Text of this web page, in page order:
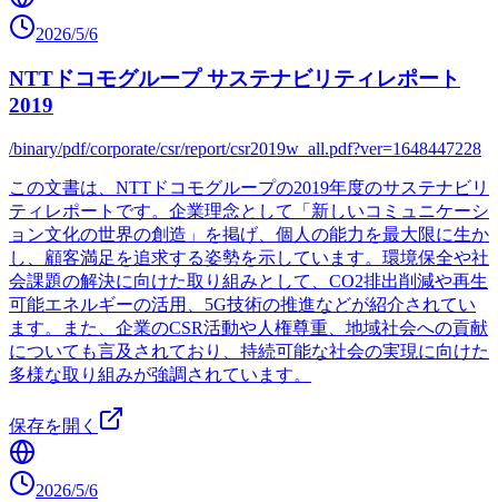
2026/5/6
NTTドコモグループ サステナビリティレポート
2019
/binary/pdf/corporate/csr/report/csr2019w_all.pdf?ver=1648447228
この文書は、NTTドコモグループの2019年度のサステナビリ
ティレポートです。企業理念として「新しいコミュニケーシ
ョン文化の世界の創造」を掲げ、個人の能力を最大限に生か
し、顧客満足を追求する姿勢を示しています。環境保全や社
会課題の解決に向けた取り組みとして、CO2排出削減や再生
可能エネルギーの活用、5G技術の推進などが紹介されてい
ます。また、企業のCSR活動や人権尊重、地域社会への貢献
についても言及されており、持続可能な社会の実現に向けた
多様な取り組みが強調されています。
保存を開く
2026/5/6